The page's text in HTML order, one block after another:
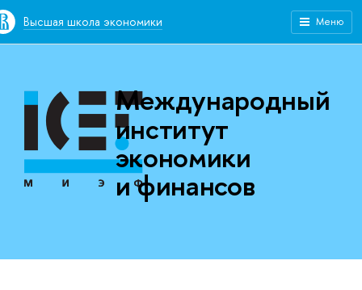
Высшая школа экономики Меню
Международный
институт
экономики
и финансов